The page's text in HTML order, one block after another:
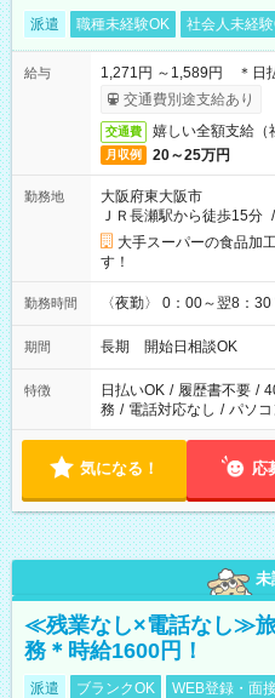
派遣 職種未経験OK 社会人未経
給与
1,271円 ～1,589円 ＊日
交通費別途支給あり
交通費 嬉しい全額支給（
月収例 20～25万円
勤務地
大阪府東大阪市
ＪＲ長瀬駅から徒歩15分 /
大手スーパーの食品加
す！
勤務時間 〈夜勤〉 0：00～翌8：
期間 長期 開始日相談OK
特徴 日払いOK / 履歴書不要 /
務 / 電話対応なし / パソ
気になる！ 応
未
≪残業なし×電話なし≫
務＊時給1600円！
派遣 ブランクOK WEB登録・面